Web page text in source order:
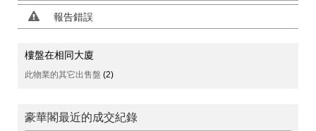
報告錯誤
樓盤在相同大廈
此物業的其它出售盤 (2)
豪華閣最近的成交紀錄